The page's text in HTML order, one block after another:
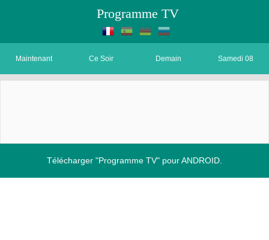
Programme TV
Maintenant Ce Soir Demain Samedi 08
Télécharger "Programme TV" pour ANDROID.